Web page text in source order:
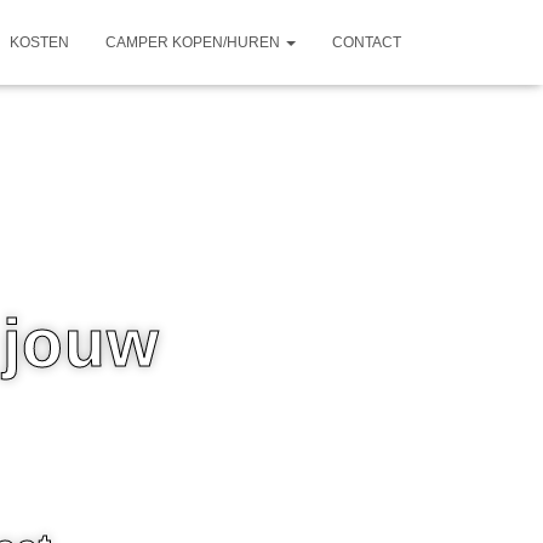
KOSTEN CAMPER KOPEN/HUREN CONTACT